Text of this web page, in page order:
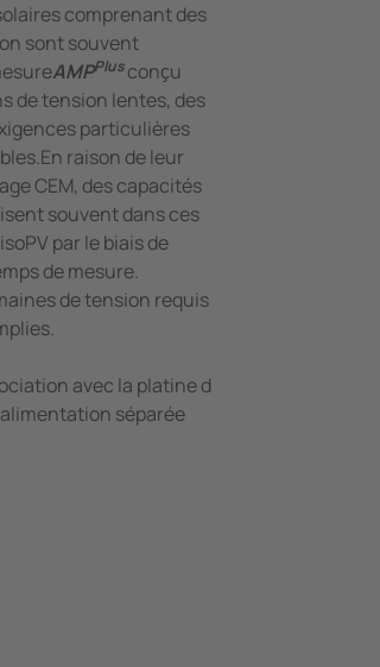
comprenant des
sont souvent
AMPPlusconҫu
de tension lentes, des
particulières
raison de leur
CEM, des capacités
souvent dans ces
par le biais de
de mesure.
de tension requis
avec la platine d
séparée